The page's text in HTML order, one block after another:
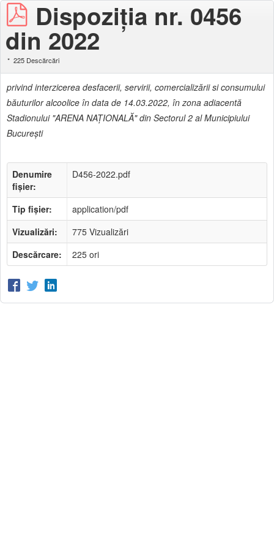
Dispoziţia nr. 0456
din 2022
225 Descărcări
privind interzicerea desfacerii, servirii, comercializării si consumului
băuturilor alcoolice în data de 14.03.2022, în zona adiacentă
Stadionului "ARENA NAŢIONALĂ"din Sectorul 2 al Municipiului
Bucureşti
Denumire
fișier:
D456-2022.pdf
Tip fișier:
application/pdf
Vizualizări:
775 Vizualizări
Descărcare:
225 ori